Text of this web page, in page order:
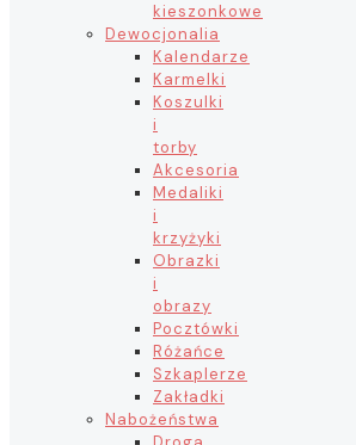
kieszonkowe
Dewocjonalia
Kalendarze
Karmelki
Koszulki
i
torby
Akcesoria
Medaliki
i
krzyżyki
Obrazki
i
obrazy
Pocztówki
Różańce
Szkaplerze
Zakładki
Nabożeństwa